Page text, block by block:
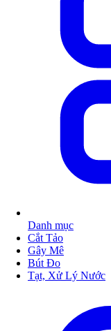
Danh mục
Cắt Tảo
Gây Mê
Bút Đo
Tạt, Xử Lý Nước